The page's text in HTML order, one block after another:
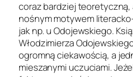
coraz bardziej
nośnym motywem
jak np. u Odojewskiego.
Włodzimierza
ogromną ciekawością, a
mieszanymi uczuciami.